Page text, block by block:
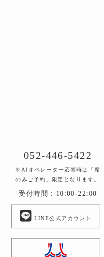
052-446-5422
※AIオペレーター応答時は「席
のみご予約」限定となります。
受付時間：10:00-22:00
LINE公式アカウント